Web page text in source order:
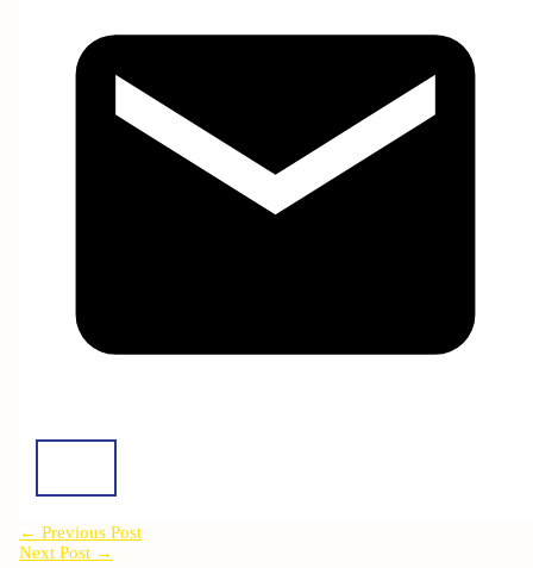
← Previous Post
Next Post →